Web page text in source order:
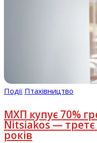
Події Птахівництво
МХП купує 70%
Nitsiakos —
років